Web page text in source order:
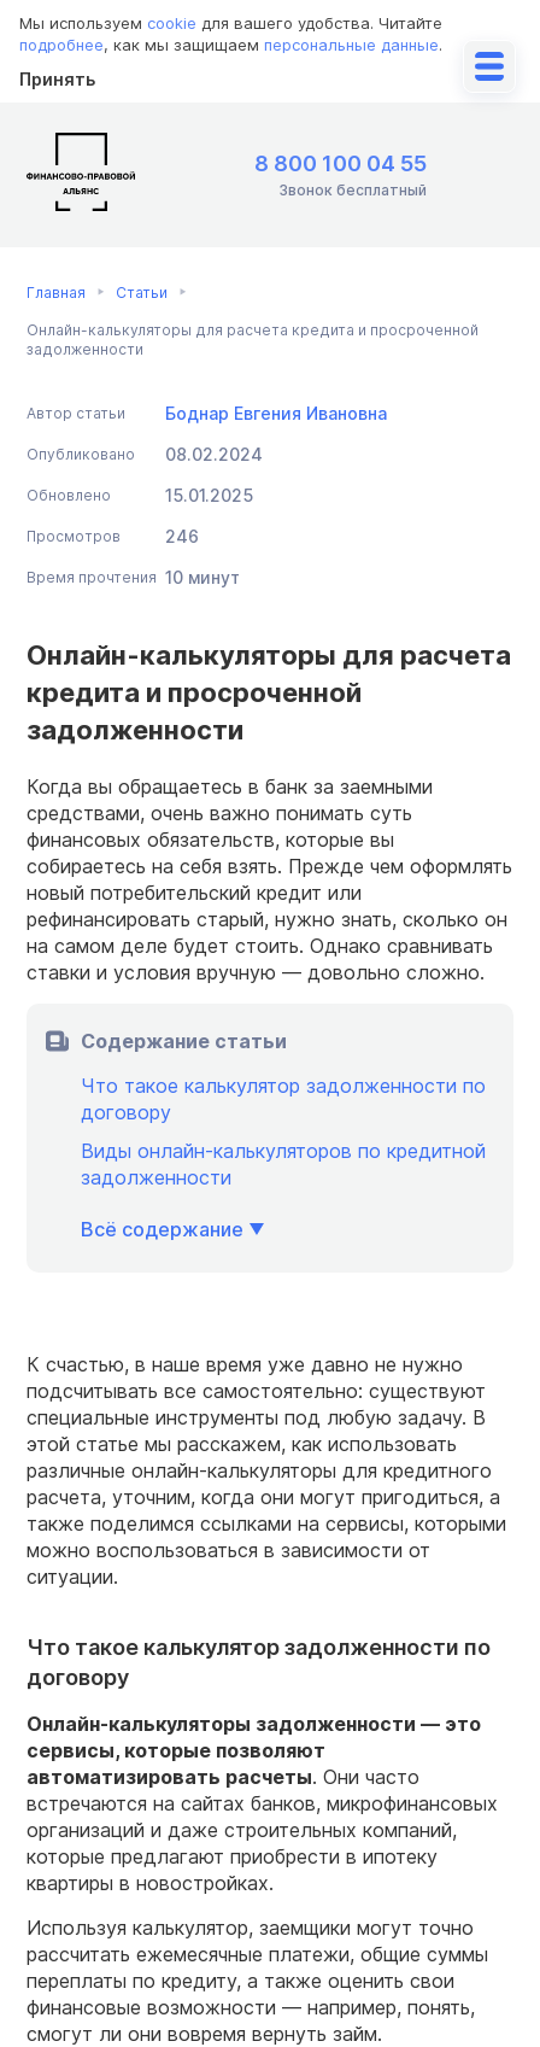
Мы используем cookie для вашего удобства. Читайте
подробнее, как мы защищаем персональные данные.
Принять
8 800 100 04 55
Звонок бесплатный
Главная Статьи
Онлайн-калькуляторы для расчета кредита и просроченной
задолженности
Автор статьи Боднар Евгения Ивановна
Опубликовано 08.02.2024
Обновлено 15.01.2025
Просмотров 246
Время прочтения 10 минут
Онлайн-калькуляторы для расчета
кредита и просроченной
задолженности
Когда вы обращаетесь в банк за заемными
средствами, очень важно понимать суть
финансовых обязательств, которые вы
собираетесь на себя взять. Прежде чем оформлять
новый потребительский кредит или
рефинансировать старый, нужно знать, сколько он
на самом деле будет стоить. Однако сравнивать
ставки и условия вручную — довольно сложно.
Содержание статьи
Что такое калькулятор задолженности по
договору
Виды онлайн-калькуляторов по кредитной
задолженности
Всё содержание
К счастью, в наше время уже давно не нужно
подсчитывать все самостоятельно: существуют
специальные инструменты под любую задачу. В
этой статье мы расскажем, как использовать
различные онлайн-калькуляторы для кредитного
расчета, уточним, когда они могут пригодиться, а
также поделимся ссылками на сервисы, которыми
можно воспользоваться в зависимости от
ситуации.
Что такое калькулятор задолженности по
договору
Онлайн-калькуляторы задолженности — это
сервисы, которые позволяют
автоматизировать расчеты. Они часто
встречаются на сайтах банков, микрофинансовых
организаций и даже строительных компаний,
которые предлагают приобрести в ипотеку
квартиры в новостройках.
Используя калькулятор, заемщики могут точно
рассчитать ежемесячные платежи, общие суммы
переплаты по кредиту, а также оценить свои
финансовые возможности — например, понять,
смогут ли они вовремя вернуть займ.